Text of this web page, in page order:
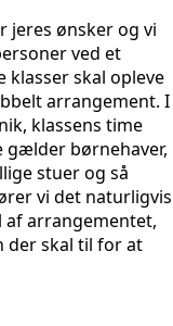
ønsker og vi
ved et
klasser skal opleve
arrangement. I
klassens time
gælder børnehaver,
stuer og så
vi det naturligvis
af arrangementet,
der skal til for at